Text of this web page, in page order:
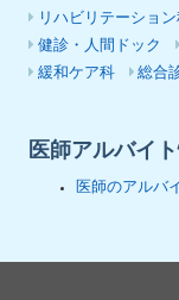
リハビリテーション
健診・人間ドック
緩和ケア科
総合
医師アルバイ
医師のアルバ